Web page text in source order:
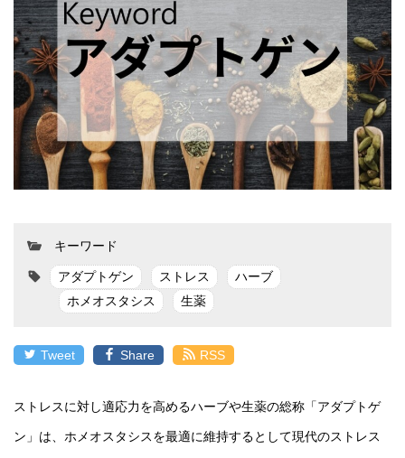
キーワード
アダプトゲン ストレス
ハーブ
ホメオスタシス
生薬
Tweet Share RSS
ストレスに対し適応力を高めるハーブや生薬の総称「アダプトゲ
ン」は、ホメオスタシスを最適に維持するとして現代のストレス